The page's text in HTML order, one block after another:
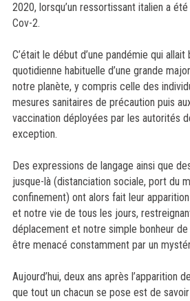
2020, lorsqu’un ressortissant italien a
Cov-2.
C’était le début d’une pandémie qui
quotidienne habituelle d’une grande
notre planète, y compris celle des
mesures sanitaires de précaution puis
vaccination déployées par les autorités
exception.
Des expressions de langage ainsi que
jusque-là (distanciation sociale, port du
confinement) ont alors fait leur
et notre vie de tous les jours,
déplacement et notre simple bonheur
être menacé constamment par un
Aujourd’hui, deux ans après l’apparition
que tout un chacun se pose est de